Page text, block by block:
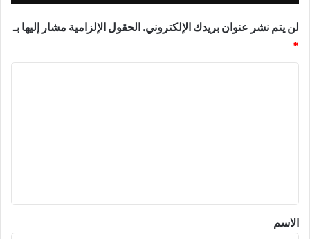
لن يتم نشر عنوان بريدك الإلكتروني. الحقول الإلزامية مشار إليها بـ
*
*
الاسم